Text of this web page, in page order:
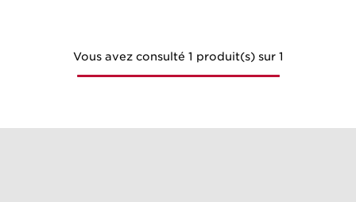
Vous avez consulté 1 produit(s) sur 1